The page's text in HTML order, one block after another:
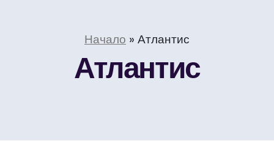
Начало » Атлантис
Атлантис